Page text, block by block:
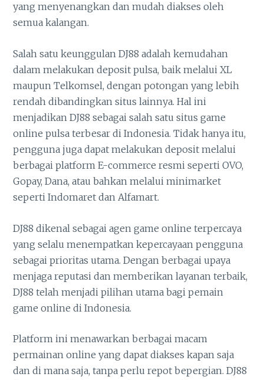
yang menyenangkan dan mudah diakses oleh
semua kalangan.
Salah satu keunggulan DJ88 adalah kemudahan
dalam melakukan deposit pulsa, baik melalui XL
maupun Telkomsel, dengan potongan yang lebih
rendah dibandingkan situs lainnya. Hal ini
menjadikan DJ88 sebagai salah satu situs game
online pulsa terbesar di Indonesia. Tidak hanya itu,
pengguna juga dapat melakukan deposit melalui
berbagai platform E-commerce resmi seperti OVO,
Gopay, Dana, atau bahkan melalui minimarket
seperti Indomaret dan Alfamart.
DJ88 dikenal sebagai agen game online terpercaya
yang selalu menempatkan kepercayaan pengguna
sebagai prioritas utama. Dengan berbagai upaya
menjaga reputasi dan memberikan layanan terbaik,
DJ88 telah menjadi pilihan utama bagi pemain
game online di Indonesia.
Platform ini menawarkan berbagai macam
permainan online yang dapat diakses kapan saja
dan di mana saja, tanpa perlu repot bepergian. DJ88